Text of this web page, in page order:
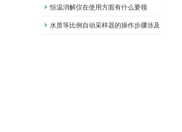
恒温消解仪在使用方面有什么要领
水质等比例自动采样器的操作步骤涉及